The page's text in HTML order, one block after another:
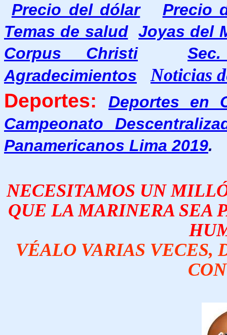
Precio del dólar
Precio
Temas de salud Joyas del
Corpus Christi
Agradecimientos
Noticias
Deportes:
Deportes en
Campeonato
Panamericanos Lima 2019.
NECESITAMOS UN
QUE LA MARINERA SEA
VÉALO VARIAS VECES,